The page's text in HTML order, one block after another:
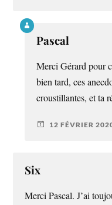
Pascal
Merci Gérard pour
bien tard, ces
croustillantes, et ta
12 FÉVRIER
Six
Merci Pascal. J’ai